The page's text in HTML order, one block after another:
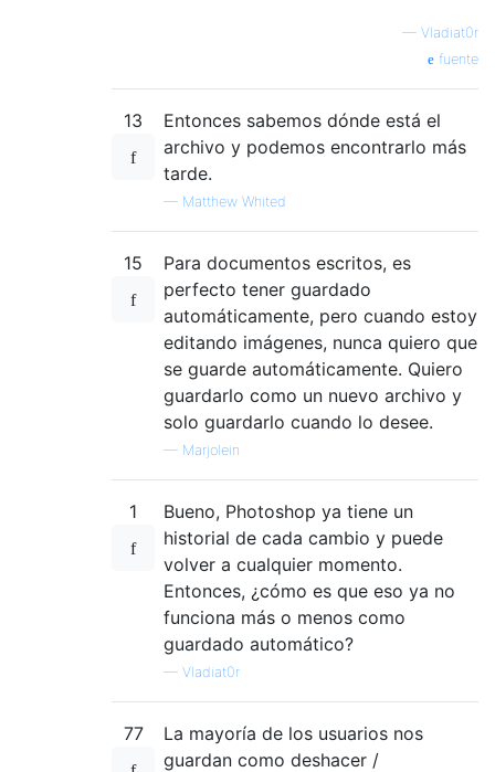
— Vladiat0r
fuente
13
Entonces sabemos dónde está el
archivo y podemos encontrarlo más
tarde.
— Matthew Whited
15
Para documentos escritos, es
perfecto tener guardado
automáticamente, pero cuando estoy
editando imágenes, nunca quiero que
se guarde automáticamente. Quiero
guardarlo como un nuevo archivo y
solo guardarlo cuando lo desee.
— Marjolein
1
Bueno, Photoshop ya tiene un
historial de cada cambio y puede
volver a cualquier momento.
Entonces, ¿cómo es que eso ya no
funciona más o menos como
guardado automático?
— Vladiat0r
77
La mayoría de los usuarios nos
guardan como deshacer /